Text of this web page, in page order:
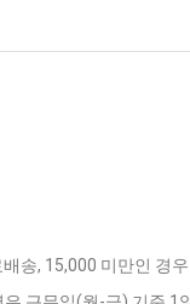
송, 15,000 미만인 경